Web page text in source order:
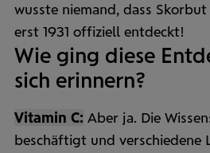
wusste niemand, dass
erst 1931 offiziell entdeckt!
Wie ging diese
sich erinnern?
Vitamin C: Aber ja. Die Wissen
beschäftigt und verschiedene